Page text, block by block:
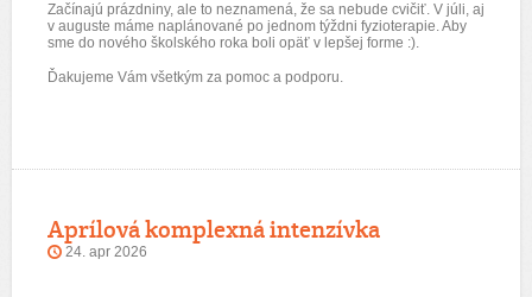
Začínajú prázdniny, ale to neznamená, že sa nebude cvičiť. V júli, aj
v auguste máme naplánované po jednom týždni fyzioterapie. Aby
sme do nového školského roka boli opäť v lepšej forme :).
Ďakujeme Vám všetkým za pomoc a podporu.
Aprílová komplexná intenzívka
24. apr 2026